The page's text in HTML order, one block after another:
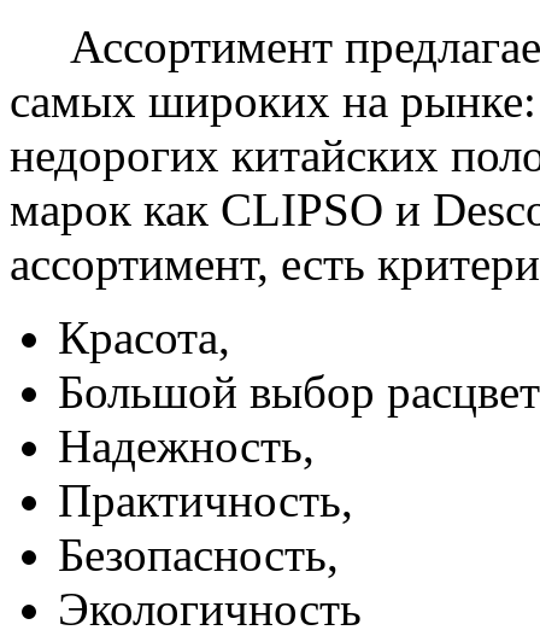
Ассортимент
самых широких на
недорогих китайских
марок как CLIPSO и
ассортимент, есть
Красота,
Большой выбор
Надежность,
Практичность,
Безопасность,
Экологичность